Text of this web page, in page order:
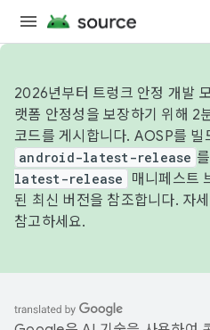
2026년부터 트렁크 안정 개발
랫폼 안정성을 보장하기 위해 2
코드를 게시합니다. AOSP를 빌
android-latest-release
latest-release
매니페스트
된 최신 버전을 참조합니다. 자
참고하세요.